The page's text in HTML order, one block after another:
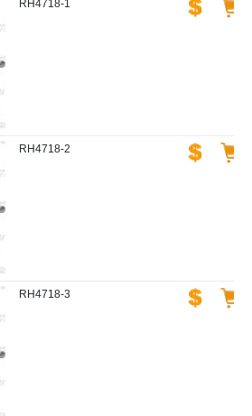
RH4718-1
RH4718-2
RH4718-3